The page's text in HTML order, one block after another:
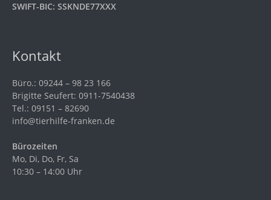
SWIFT-BIC: SSKNDE77XXX
Kontakt
Büro.: 09244 – 98 23 166
Brigitte Seufert: 0911-7540438
Tel.: 09151 – 82690
info@tierhilfe-franken.de
Bürozeiten
Mo, Di, Do, Fr, Sa
10:30 – 14:00 Uhr